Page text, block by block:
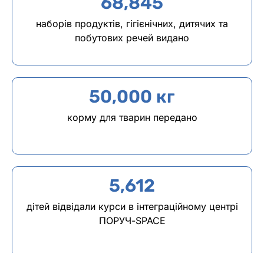
наборів продуктів, гігієнічних, дитячих та
побутових речей видано
50,000 кг
корму для тварин передано
5,612
дітей відвідали курси в інтеграційному центрі
ПОРУЧ-SPACE